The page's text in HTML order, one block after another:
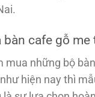
cafe gỗ me
mua những bộ
hiện nay thì